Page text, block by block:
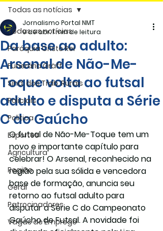
Todas as notícias
Paróquia Cristo Rei
Funerária Gräff
Sind. dos Trab. Rurais
Policiais
Politica
Esportes
Agricultura
Região
Geral
Patrocinadores
Vagas de Emprego
Todas as notícias
Da base ao adulto:
Arsenal de Não-Me-
Toque volta ao futsal
adulto e disputa a Série
C do Gaúcho
Jornalismo Portal NMT
9 de abr.1 min de leitura
O futsal de Não-Me-Toque tem um
novo e importante capítulo para
celebrar! O Arsenal, reconhecido na
região pela sua sólida e vencedora
base de formação, anuncia seu
retorno ao futsal adulto para
disputar a Série C do Campeonato
Gaúcho de Futsal. A novidade foi